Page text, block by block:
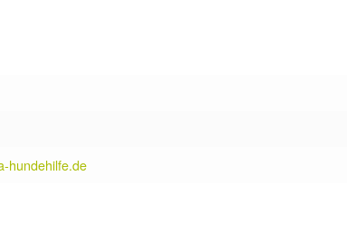
hundehilfe.de